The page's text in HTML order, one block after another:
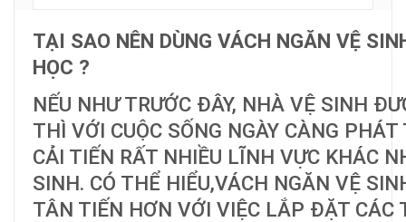
TẠI SAO NÊN DÙNG VÁCH NGĂN VỆ
HỌC ?
NẾU NHƯ TRƯỚC ĐÂY, NHÀ VỆ SINH
THÌ VỚI CUỘC SỐNG NGÀY CÀNG
CẢI TIẾN RẤT NHIỀU LĨNH VỰC KHÁC
SINH. CÓ THỂ HIỂU,VÁCH NGĂN VỆ
TÂN TIẾN HƠN VỚI VIỆC LẮP ĐẶT